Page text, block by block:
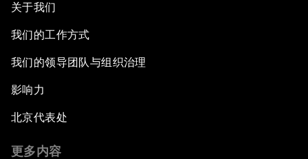
关于我们
我们的工作方式
我们的领导团队与组织治理
影响力
北京代表处
更多内容